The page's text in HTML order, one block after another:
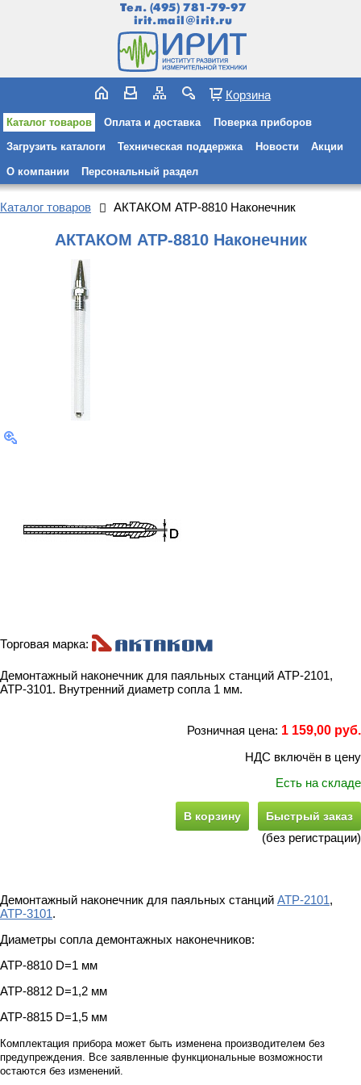
Тел. (495) 781-79-97
irit.mail@irit.ru
Корзина
Каталог товаров Оплата и доставка Поверка приборов
Загрузить каталоги Техническая поддержка Новости Акции
О компании Персональный раздел
Каталог товаров АКТАКОМ АТР-8810 Наконечник
АКТАКОМ АТР-8810 Наконечник
Торговая марка:
Демонтажный наконечник для паяльных станций АТР-2101,
АТР-3101. Внутренний диаметр сопла 1 мм.
Розничная цена: 1 159,00 руб.
НДС включён в цену
Есть на складе
В корзину Быстрый заказ
(без регистрации)
Демонтажный наконечник для паяльных станций АТР-2101,
АТР-3101.
Диаметры сопла демонтажных наконечников:
АТР-8810 D=1 мм
АТР-8812 D=1,2 мм
АТР-8815 D=1,5 мм
Комплектация прибора может быть изменена производителем без
предупреждения. Все заявленные функциональные возможности
остаются без изменений.